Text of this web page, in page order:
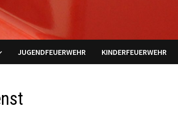
JUGENDFEUERWEHR KINDERFEUERWEHR